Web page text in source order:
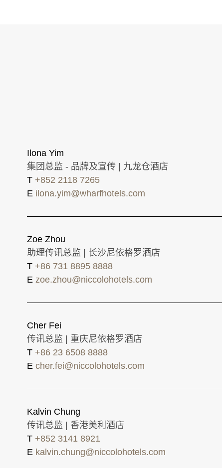
Ilona Yim
集团总监 - 品牌及宣传 | 九龙仓酒店
T +852 2118 7265
E ilona.yim@wharfhotels.com
Zoe Zhou
助理传讯总监 | 长沙尼依格罗酒店
T +86 731 8895 8888
E zoe.zhou@niccolohotels.com
Cher Fei
传讯总监 | 重庆尼依格罗酒店
T +86 23 6508 8888
E cher.fei@niccolohotels.com
Kalvin Chung
传讯总监 | 香港美利酒店
T +852 3141 8921
E kalvin.chung@niccolohotels.com